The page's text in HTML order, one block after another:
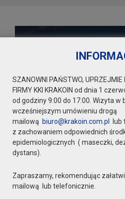
SZANOWNI PAŃSTWO, UPRZEJMIE
FIRMY KKI KRAKOIN od dnia 1
od godziny 9:00 do 17:00. Wizyta w
wcześniejszym umówieniu drogą
mailową biuro@krakoin.com.pl lub
z zachowaniem odpowiednich
epidemiologicznych ( maseczki,
dystans).
Zapraszamy, rekomendując
mailową lub telefonicznie.